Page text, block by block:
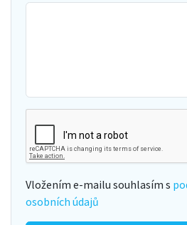
Vložením e-mailu souhlasím s
osobních údajů